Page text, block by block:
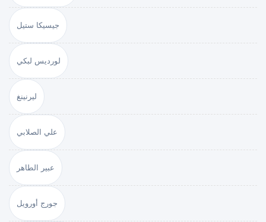
جيسيكا ستيل
لورديس لبكي
ليرنينغ
علي الصلابي
عبير الطاهر
جورج أورويل